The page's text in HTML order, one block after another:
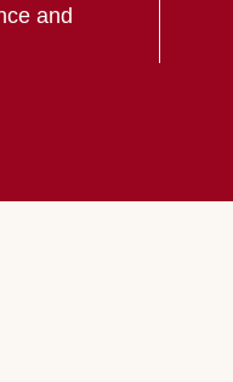
and